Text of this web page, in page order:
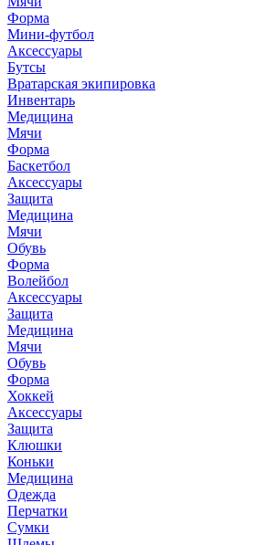
Форма
Мини-футбол
Аксессуары
Бутсы
Вратарская экипировка
Инвентарь
Медицина
Мячи
Форма
Баскетбол
Аксессуары
Защита
Медицина
Мячи
Обувь
Форма
Волейбол
Аксессуары
Защита
Медицина
Мячи
Обувь
Форма
Хоккей
Аксессуары
Защита
Клюшки
Коньки
Медицина
Одежда
Перчатки
Сумки